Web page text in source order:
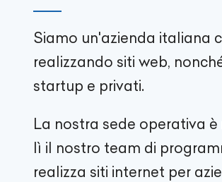
Siamo un'azienda italiana
realizzando siti web,
startup e privati.
La nostra sede operativa
lì il nostro team di
realizza siti internet per